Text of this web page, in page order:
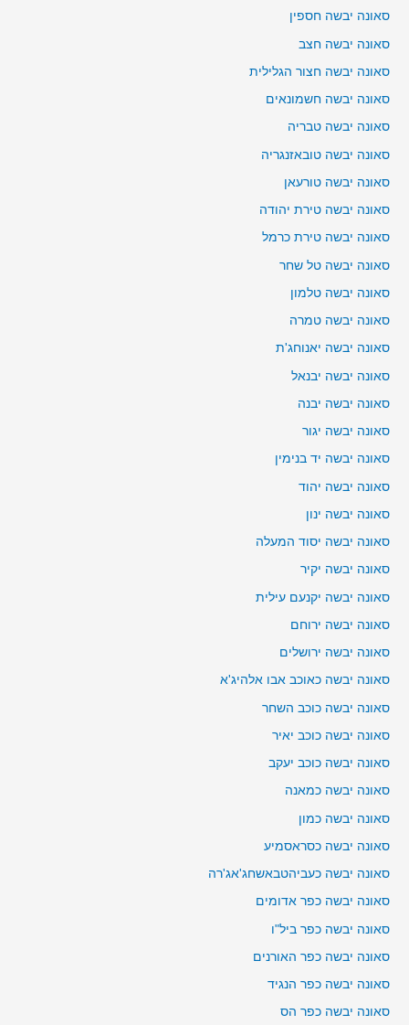
סאונה יבשה חספין
סאונה יבשה חצב
סאונה יבשה חצור הגלילית
סאונה יבשה חשמונאים
סאונה יבשה טבריה
סאונה יבשה טובאזנגריה
סאונה יבשה טורעאן
סאונה יבשה טירת יהודה
סאונה יבשה טירת כרמל
סאונה יבשה טל שחר
סאונה יבשה טלמון
סאונה יבשה טמרה
סאונה יבשה יאנוחג'ת
סאונה יבשה יבנאל
סאונה יבשה יבנה
סאונה יבשה יגור
סאונה יבשה יד בנימין
סאונה יבשה יהוד
סאונה יבשה ינון
סאונה יבשה יסוד המעלה
סאונה יבשה יקיר
סאונה יבשה יקנעם עילית
סאונה יבשה ירוחם
סאונה יבשה ירושלים
סאונה יבשה כאוכב אבו אלהיג'א
סאונה יבשה כוכב השחר
סאונה יבשה כוכב יאיר
סאונה יבשה כוכב יעקב
סאונה יבשה כמאנה
סאונה יבשה כמון
סאונה יבשה כסראסמיע
סאונה יבשה כעביהטבאשחג'אג'רה
סאונה יבשה כפר אדומים
סאונה יבשה כפר ביל"ו
סאונה יבשה כפר האורנים
סאונה יבשה כפר הנגיד
סאונה יבשה כפר הס